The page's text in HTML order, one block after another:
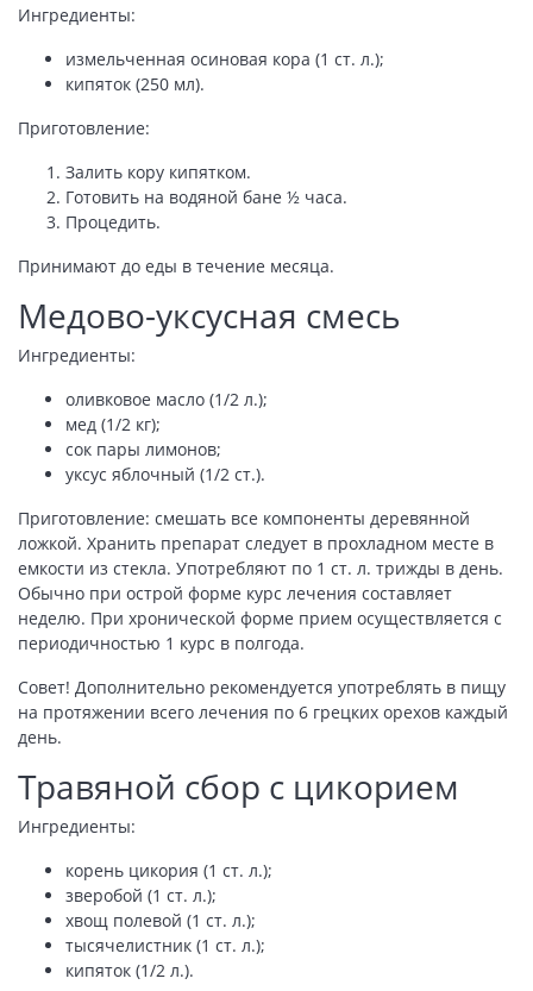
Ингредиенты:
измельченная осиновая кора (1 ст. л.);
кипяток (250 мл).
Приготовление:
Залить кору кипятком.
Готовить на водяной бане ½ часа.
Процедить.
Принимают до еды в течение месяца.
Медово-уксусная смесь
Ингредиенты:
оливковое масло (1/2 л.);
мед (1/2 кг);
сок пары лимонов;
уксус яблочный (1/2 ст.).
Приготовление: смешать все компоненты деревянной
ложкой. Хранить препарат следует в прохладном месте в
емкости из стекла. Употребляют по 1 ст. л. трижды в день.
Обычно при острой форме курс лечения составляет
неделю. При хронической форме прием осуществляется с
периодичностью 1 курс в полгода.
Совет! Дополнительно рекомендуется употреблять в пищу
на протяжении всего лечения по 6 грецких орехов каждый
день.
Травяной сбор с цикорием
Ингредиенты:
корень цикория (1 ст. л.);
зверобой (1 ст. л.);
хвощ полевой (1 ст. л.);
тысячелистник (1 ст. л.);
кипяток (1/2 л.).